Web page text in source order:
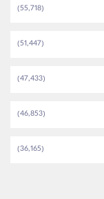
(55,718)
(51,447)
(47,433)
(46,853)
(36,165)